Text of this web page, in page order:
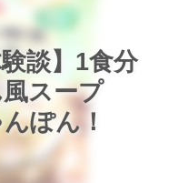
談】1食分
風スープ
ぽん！